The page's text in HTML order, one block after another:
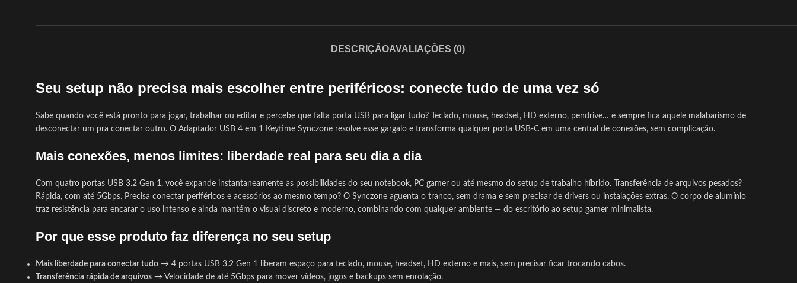
DESCRIÇÃOAVALIAÇÕES (0)
Seu setup não precisa mais escolher entre periféricos: conecte tudo de uma vez só
Sabe quando você está pronto para jogar, trabalhar ou editar e percebe que falta porta USB para ligar tudo? Teclado, mouse, headset, HD externo, pendrive… e sempre fica aquele malabarismo de
desconectar um pra conectar outro. O Adaptador USB 4 em 1 Keytime Synczone resolve esse gargalo e transforma qualquer porta USB-C em uma central de conexões, sem complicação.
Mais conexões, menos limites: liberdade real para seu dia a dia
Com quatro portas USB 3.2 Gen 1, você expande instantaneamente as possibilidades do seu notebook, PC gamer ou até mesmo do setup de trabalho híbrido. Transferência de arquivos pesados?
Rápida, com até 5Gbps. Precisa conectar periféricos e acessórios ao mesmo tempo? O Synczone aguenta o tranco, sem drama e sem precisar de drivers ou instalações extras. O corpo de alumínio
traz resistência para encarar o uso intenso e ainda mantém o visual discreto e moderno, combinando com qualquer ambiente — do escritório ao setup gamer minimalista.
Por que esse produto faz diferença no seu setup
Mais liberdade para conectar tudo → 4 portas USB 3.2 Gen 1 liberam espaço para teclado, mouse, headset, HD externo e mais, sem precisar ficar trocando cabos.
Transferência rápida de arquivos → Velocidade de até 5Gbps para mover vídeos, jogos e backups sem enrolação.